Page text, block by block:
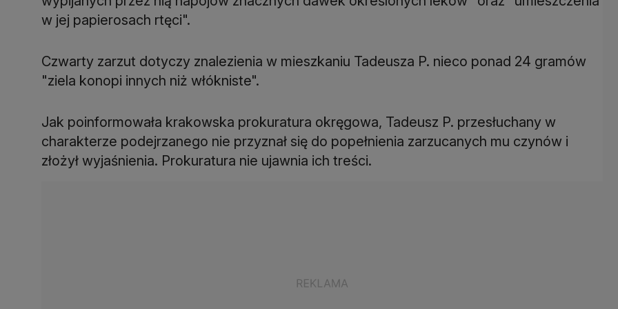
w jej papierosach rtęci".
Czwarty zarzut dotyczy znalezienia w mieszkaniu Tadeusza P. nieco ponad 24 gramów
"ziela konopi innych niż włókniste".
Jak poinformowała krakowska prokuratura okręgowa, Tadeusz P. przesłuchany w
charakterze podejrzanego nie przyznał się do popełnienia zarzucanych mu czynów i
złożył wyjaśnienia. Prokuratura nie ujawnia ich treści.